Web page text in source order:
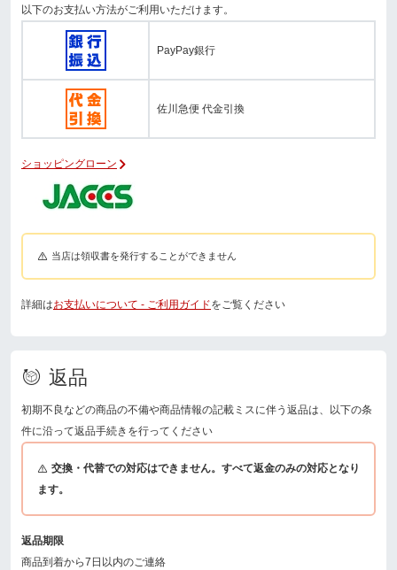
以下のお支払い方法がご利用いただけます。
PayPay銀行
佐川急便 代金引換
ショッピングローン
当店は領収書を発行することができません
詳細はお支払いについて - ご利用ガイドをご覧ください
返品
初期不良などの商品の不備や商品情報の記載ミスに伴う返品は、以下の条
件に沿って返品手続きを行ってください
交換・代替での対応はできません。すべて返金のみの対応となり
ます。
返品期限
商品到着から7日以内のご連絡